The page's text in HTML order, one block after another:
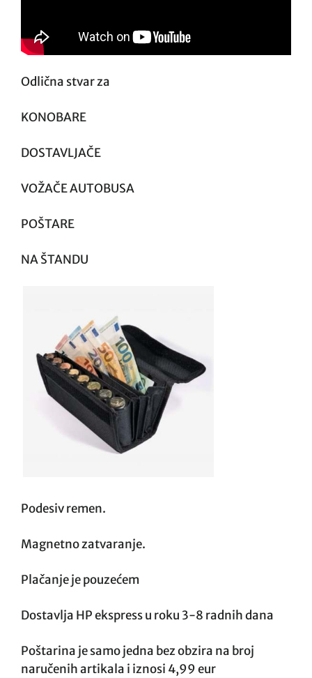
Odlična stvar za
KONOBARE
DOSTAVLJAČE
VOŽAČE AUTOBUSA
POŠTARE
NA ŠTANDU
Podesiv remen.
Magnetno zatvaranje.
Plačanje je pouzećem
Dostavlja HP ekspress u roku 3-8 radnih dana
Poštarina je samo jedna bez obzira na broj
naručenih artikala i iznosi 4,99 eur